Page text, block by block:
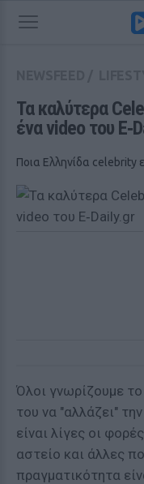
Τα καλύτερα
ένα video του
Ποια Ελληνίδα celebrity
Όλοι γνωρίζουμε
του να "αλλάζει"
είναι λίγες οι
αστείο και άλλες
πραγματικότητα